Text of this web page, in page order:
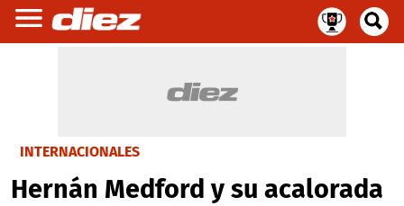
INTERNACIONALES
Hernán Medford y su acalorada